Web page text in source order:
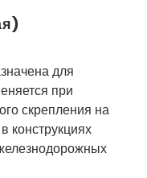
для
при
скрепления на
конструкциях